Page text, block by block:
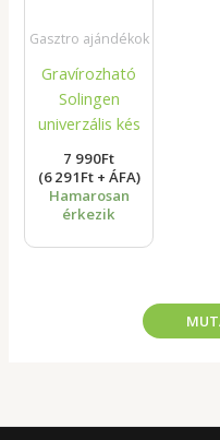
Gasztro ajándékok
Gravírozható
Solingen
univerzális kés
7 990Ft
(6 291Ft + ÁFA)
Hamarosan
érkezik